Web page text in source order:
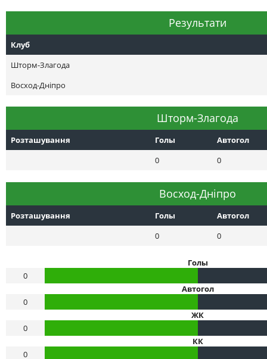
Результати
Клуб
Шторм-Злагода
Восход-Днiпро
Шторм-Злагода
Розташування Голы
Автогол
0
0
Восход-Днiпро
Розташування Голы
Автогол
0
0
Голы
0
Автогол
0
ЖК
0
КК
0